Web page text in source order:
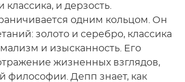
классика, и дерзость.
одним кольцом. Он
золото и серебро, классика
и изысканность. Его
жизненных взглядов,
философии. Депп знает, как